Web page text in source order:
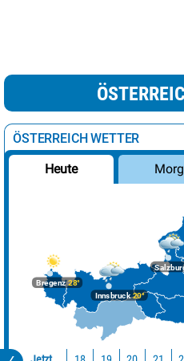
ÖSTERREICH WETTER
Heute
Bregenz28°
Innsbruck20°